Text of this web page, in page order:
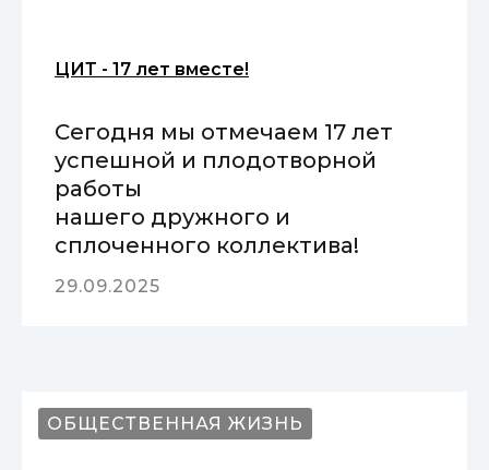
ЦИТ - 17 лет вместе!
Сегодня мы отмечаем 17 лет
успешной и плодотворной
работы
нашего дружного и
сплоченного коллектива!
29.09.2025
ОБЩЕСТВЕННАЯ ЖИЗНЬ